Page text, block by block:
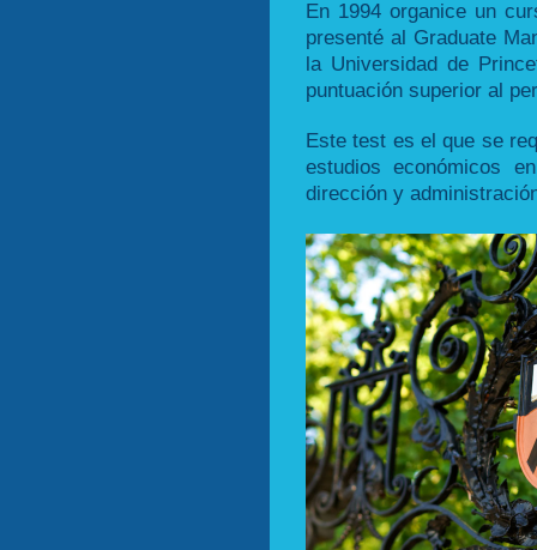
En 1994 organice un
presenté al Graduate
la Universidad de
puntuación superior al
Este test es el que se
estudios económicos
dirección y